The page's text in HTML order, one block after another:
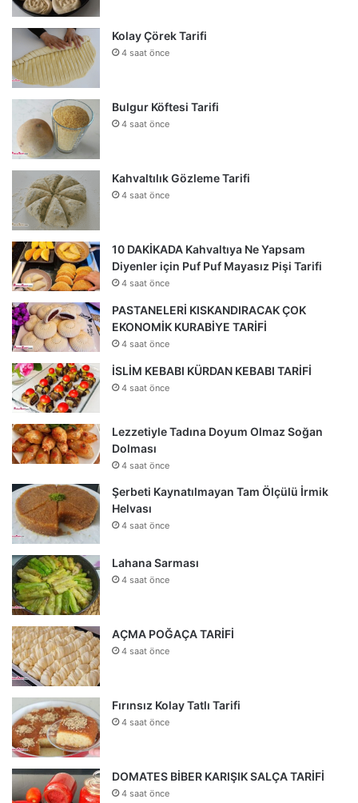
Kolay Çörek Tarifi
4 saat önce
Bulgur Köftesi Tarifi
4 saat önce
Kahvaltılık Gözleme Tarifi
4 saat önce
10 DAKİKADA Kahvaltıya Ne Yapsam
Diyenler için Puf Puf Mayasız Pişi Tarifi
4 saat önce
PASTANELERİ KISKANDIRACAK ÇOK
EKONOMİK KURABİYE TARİFİ
4 saat önce
İSLİM KEBABI KÜRDAN KEBABI TARİFİ
4 saat önce
Lezzetiyle Tadına Doyum Olmaz Soğan
Dolması
4 saat önce
Şerbeti Kaynatılmayan Tam Ölçülü İrmik
Helvası
4 saat önce
Lahana Sarması
4 saat önce
AÇMA POĞAÇA TARİFİ
4 saat önce
Fırınsız Kolay Tatlı Tarifi
4 saat önce
DOMATES BİBER KARIŞIK SALÇA TARİFİ
4 saat önce